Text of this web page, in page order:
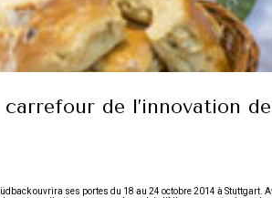
carrefour de l’innovation
ouvrira ses portes du 18 au 24 octobre 2014 à